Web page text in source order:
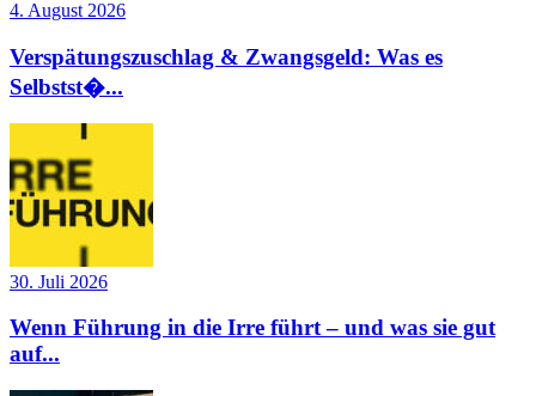
4. August 2026
Verspätungszuschlag & Zwangsgeld: Was es
Selbstst�...
30. Juli 2026
Wenn Führung in die Irre führt – und was sie gut
auf...